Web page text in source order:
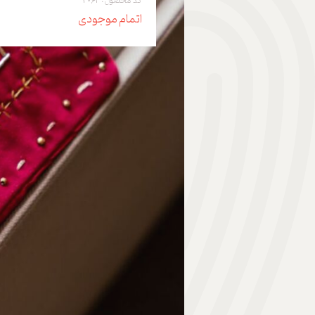
هدیه | Gift
ابزار موسیقی | Music Instrument
اتمام موجودی